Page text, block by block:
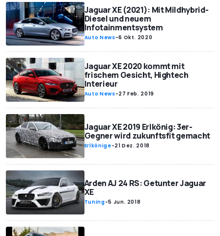
Jaguar XE (2021): Mit Mildhybrid-
Diesel und neuem
Infotainmentsystem
Auto News-6 Okt. 2020
Jaguar XE 2020 kommt mit
frischem Gesicht, Hightech
Interieur
Auto News-27 Feb. 2019
Jaguar XE 2019 Erlkönig: 3er-
Gegner wird zukunftsfit gemacht
Erlkönige-21 Dez. 2018
Arden AJ 24 RS: Getunter Jaguar
XE
Tuning-5 Jun. 2018